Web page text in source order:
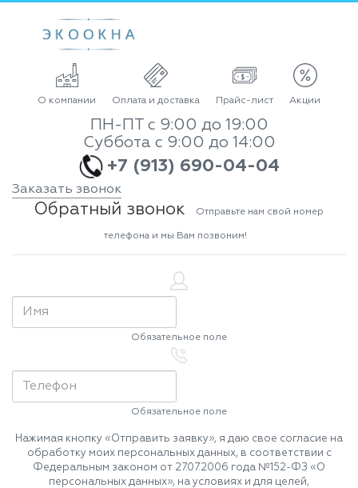
О компании Оплата и доставка Прайс-лист Акции
ПН-ПТ с 9:00 до 19:00
Суббота с 9:00 до 14:00
+7 (913) 690-04-04
Заказать звонок
Обратный звонок Отправьте нам свой номер
телефона и мы Вам позвоним!
Обязательное поле
Обязательное поле
Нажимая кнопку «Отправить заявку», я даю свое согласие на
обработку моих персональных данных, в соответствии с
Федеральным законом от 27.07.2006 года №152-ФЗ «О
персональных данных», на условиях и для целей,